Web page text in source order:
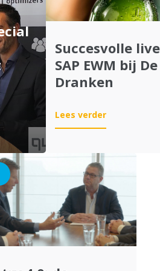
Succesvolle
SAP EWM bij
Dranken
Lees verder:
Succesvolle
De
Klok
Dranken